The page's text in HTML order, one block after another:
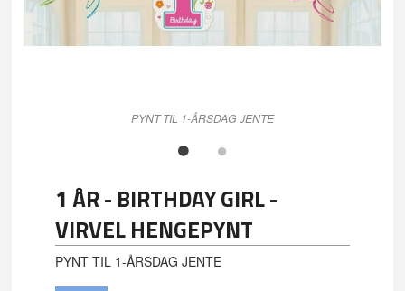
PYNT TIL 1-ÅRSDAG JENTE
1 ÅR - BIRTHDAY GIRL -
VIRVEL HENGEPYNT
PYNT TIL 1-ÅRSDAG JENTE